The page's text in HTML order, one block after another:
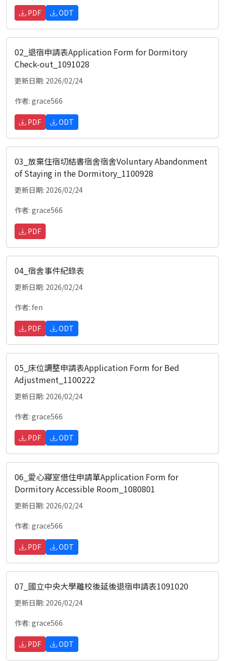
PDF ODT
02_退宿申請表Application Form for Dormitory
Check-out_1091028
更新日期: 2026/02/24
作者: grace566
PDF ODT
03_放棄住宿切結書宿舍宿舍Voluntary Abandonment
of Staying in the Dormitory_1100928
更新日期: 2026/02/24
作者: grace566
PDF
04_宿舍事件紀錄表
更新日期: 2026/02/24
作者: fen
PDF ODT
05_床位調整申請表Application Form for Bed
Adjustment_1100222
更新日期: 2026/02/24
作者: grace566
PDF ODT
06_愛心寢室借住申請單Application Form for
Dormitory Accessible Room_1080801
更新日期: 2026/02/24
作者: grace566
PDF ODT
07_國立中央大學離校後延後退宿申請表1091020
更新日期: 2026/02/24
作者: grace566
PDF ODT